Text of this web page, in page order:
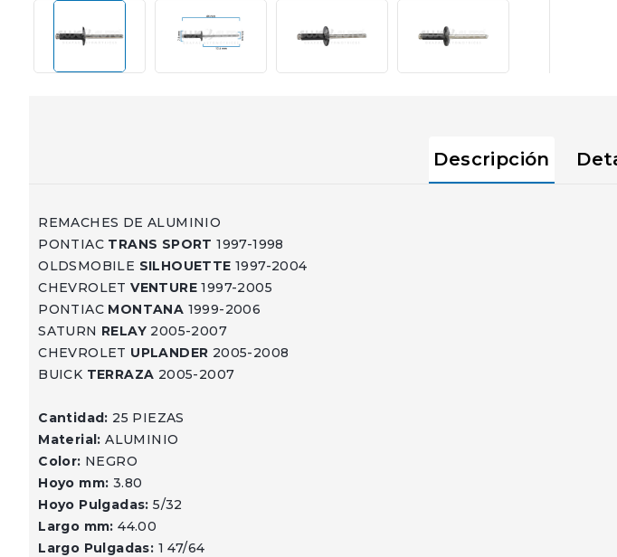
Descripción
REMACHES DE ALUMINIO
PONTIAC TRANS SPORT 1997-1998
OLDSMOBILE SILHOUETTE 1997-2004
CHEVROLET VENTURE 1997-2005
PONTIAC MONTANA 1999-2006
SATURN RELAY 2005-2007
CHEVROLET UPLANDER 2005-2008
BUICK TERRAZA 2005-2007
Cantidad: 25 PIEZAS
Material:ALUMINIO
Color: NEGRO
Hoyo mm: 3.80
Hoyo Pulgadas:5/32
Largo mm:44.00
Largo Pulgadas: 1 47/64